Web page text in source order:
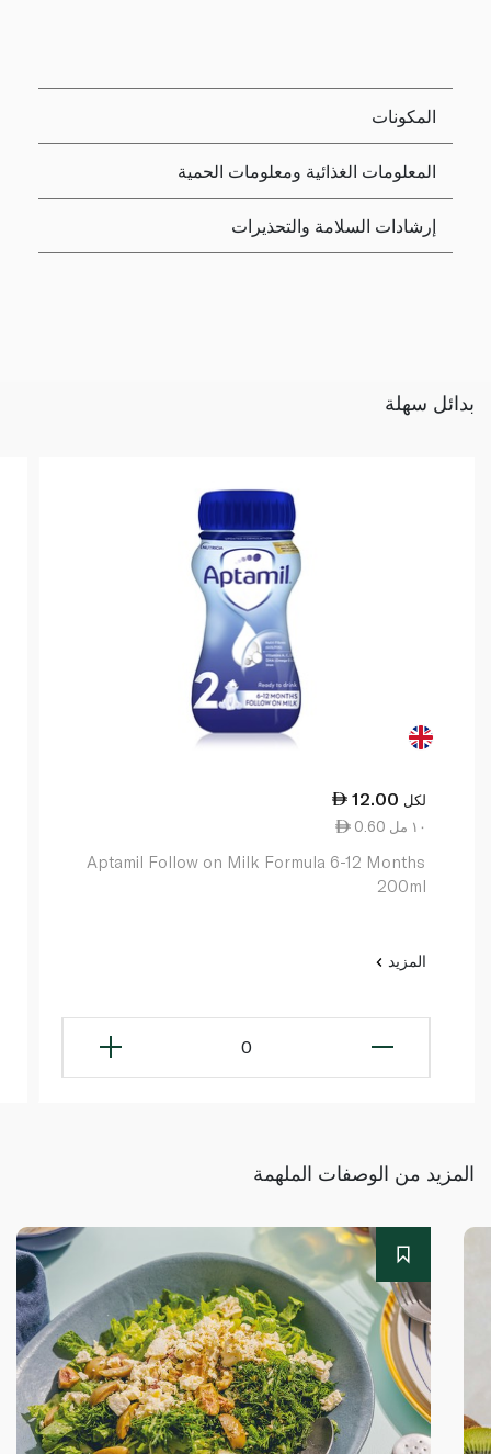
المكونات
المعلومات الغذائية ومعلومات الحمية
إرشادات السلامة والتحذيرات
بدائل سهلة
12.00 لكل
0.60 ١٠ مل
Aptamil Follow on Milk Formula 6-12 Months
200ml
المزيد
0
المزيد من الوصفات الملهمة